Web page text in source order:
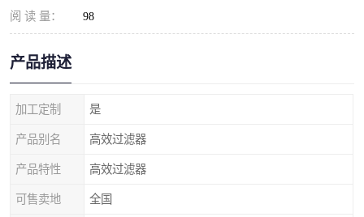
阅 读 量： 98
产品描述
加工定制 是
产品别名 高效过滤器
产品特性 高效过滤器
可售卖地 全国